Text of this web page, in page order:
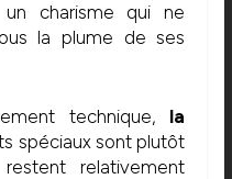
charisme qui ne
la plume de ses
technique, la
spéciaux sont plutôt
relativement